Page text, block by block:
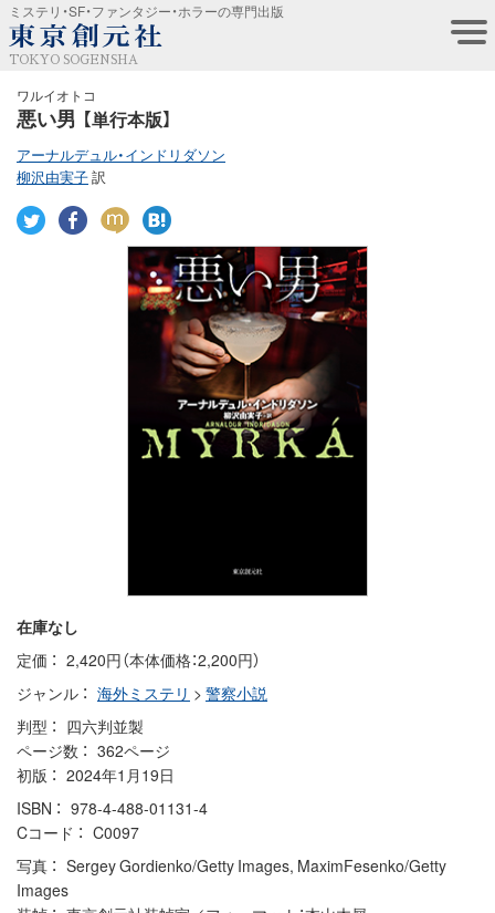
ミステリ・SF・ファンタジー・ホラーの専門出版
TOKYO SOGENSHA
ワルイオトコ
悪い男 【単行本版】
アーナルデュル・インドリダソン
柳沢由実子訳
在庫なし
定価
2,420円（本体価格：2,200円）
ジャンル
海外ミステリ > 警察小説
判型
四六判並製
ページ数
362ページ
初版
2024年1月19日
ISBN
978-4-488-01131-4
Cコード
C0097
写真
Sergey Gordienko/Getty Images, MaximFesenko/Getty
Images